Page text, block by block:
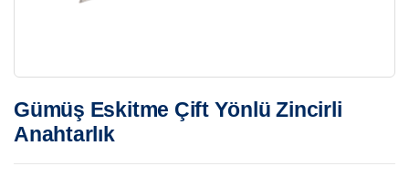
Gümüş Eskitme Çift Yönlü Zincirli
Anahtarlık